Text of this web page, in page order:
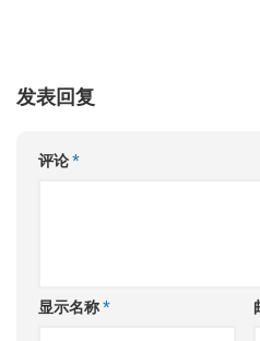
发表回复
评论*
显示名称*